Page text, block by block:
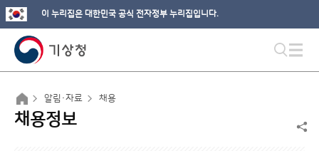
이 누리집은 대한민국 공식 전자정부 누리집입니다.
알림·자료 채용
채용정보